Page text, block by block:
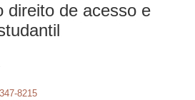
direito de acesso e
8215